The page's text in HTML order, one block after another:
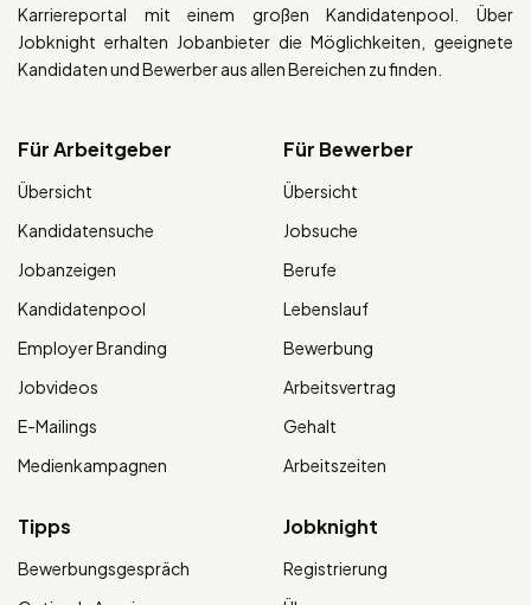
Karriereportal mit einem großen Kandidatenpool. Über
Jobknight erhalten Jobanbieter die Möglichkeiten, geeignete
Kandidaten und Bewerber aus allen Bereichen zu finden.
Für Arbeitgeber
Übersicht
Kandidatensuche
Jobanzeigen
Kandidatenpool
Employer Branding
Jobvideos
E-Mailings
Medienkampagnen
Für Bewerber
Übersicht
Jobsuche
Berufe
Lebenslauf
Bewerbung
Arbeitsvertrag
Gehalt
Arbeitszeiten
Tipps
Bewerbungsgespräch
Jobknight
Registrierung